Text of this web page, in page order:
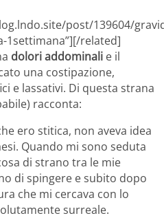
post/139604/
1settimana”][/related]
dolori addominali e il
una costipazione,
e lassativi. Di questa strana
racconta:
ero stitica, non aveva idea
Quando mi sono seduta
di strano tra le mie
di spingere e subito dopo
che mi cercava con lo
surreale.